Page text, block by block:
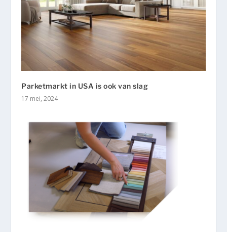
Parketmarkt in USA is ook van slag
17 mei, 2024